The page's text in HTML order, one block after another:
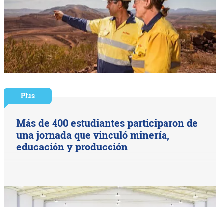
Plus
Más de 400 estudiantes participaron de
una jornada que vinculó minería,
educación y producción